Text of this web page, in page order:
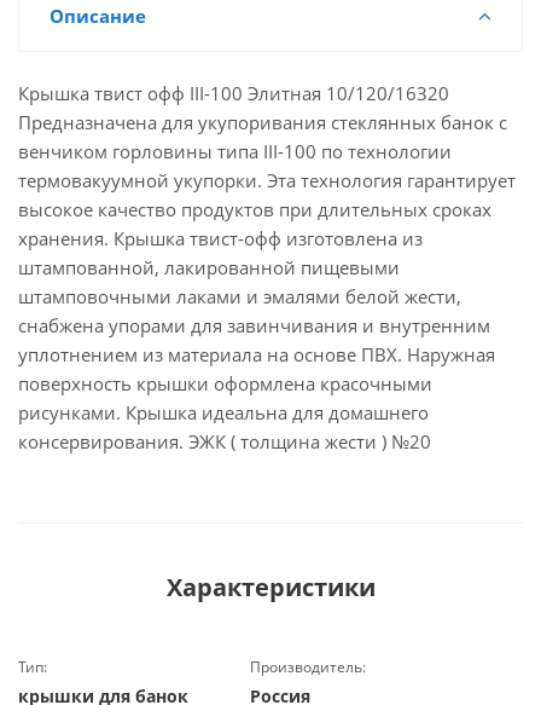
Описание
Крышка твист офф III-100 Элитная 10/120/16320
Предназначена для укупоривания стеклянных банок с
венчиком горловины типа III-100 по технологии
термовакуумной укупорки. Эта технология гарантирует
высокое качество продуктов при длительных сроках
хранения. Крышка твист-офф изготовлена из
штампованной, лакированной пищевыми
штамповочными лаками и эмалями белой жести,
снабжена упорами для завинчивания и внутренним
уплотнением из материала на основе ПВХ. Наружная
поверхность крышки оформлена красочными
рисунками. Крышка идеальна для домашнего
консервирования. ЭЖК ( толщина жести ) №20
Характеристики
Тип:
крышки для банок
Производитель:
Россия